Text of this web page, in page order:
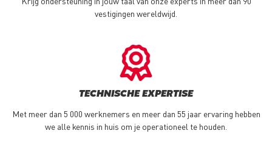
vestigingen wereldwijd.
TECHNISCHE EXPERTISE
Met meer dan 5 000 werknemers en meer dan 55 jaar ervaring hebben
we alle kennis in huis om je operationeel te houden.